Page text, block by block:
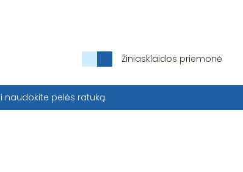
Žiniasklaidos priemonė
naudokite pelės ratuką.